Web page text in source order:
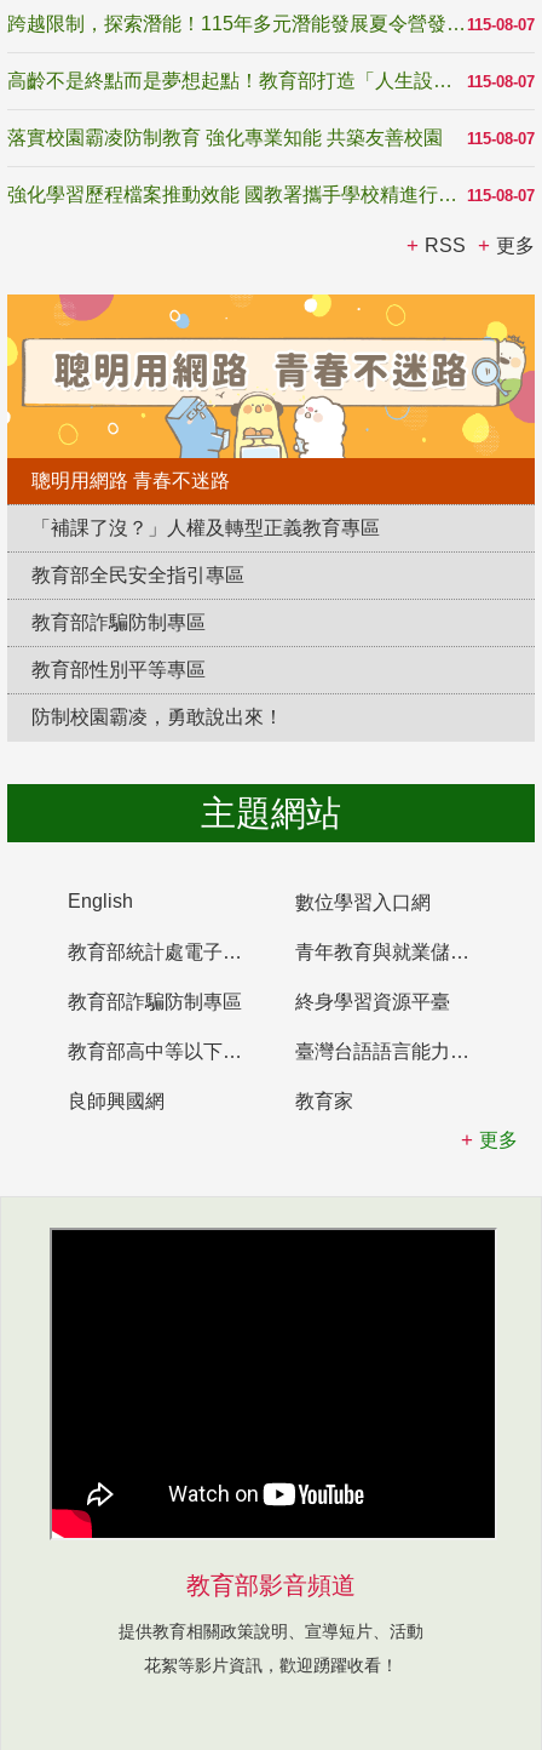
115-08-07
跨越限制，探索潛能！115年多元潛能發展夏令營發掘生命無限可能
115-08-07
高齡不是終點而是夢想起點！教育部打造「人生設計夢工場」 參展第3屆高齡健康產業博覽會
115-08-07
落實校園霸凌防制教育 強化專業知能 共築友善校園
115-08-07
強化學習歷程檔案推動效能 國教署攜手學校精進行政與教學支持
RSS 更多
聰明用網路 青春不迷路
「補課了沒？」人權及轉型正義教育專區
教育部全民安全指引專區
教育部詐騙防制專區
教育部性別平等專區
防制校園霸凌，勇敢說出來！
主題網站
English 數位學習入口網
教育部統計處電子書櫃 青年教育與就業儲蓄帳戶
教育部詐騙防制專區 終身學習資源平臺
教育部高中等以下學校及幼兒園教師資格檢定考試 臺灣台語語言能力認證網站
良師興國網
教育家
更多
教育部影音頻道
提供教育相關政策說明、宣導短片、活動
花絮等影片資訊，歡迎踴躍收看！